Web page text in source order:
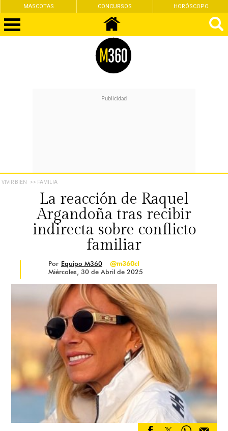
MASCOTAS CONCURSOS HORÓSCOPO
VIVIR BIEN >> FAMILIA
La reacción de Raquel
Argandoña tras recibir
indirecta sobre conflicto
familiar
Por Equipo M360
@m360cl
Miércoles, 30 de Abril de 2025